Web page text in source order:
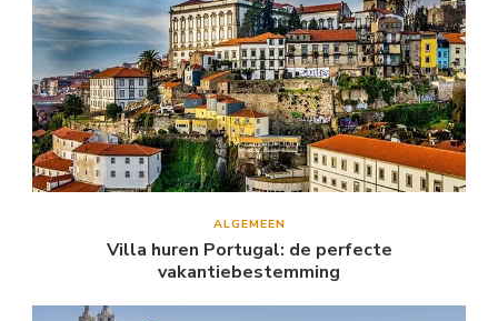
ALGEMEEN
Villa huren Portugal: de perfecte
vakantiebestemming